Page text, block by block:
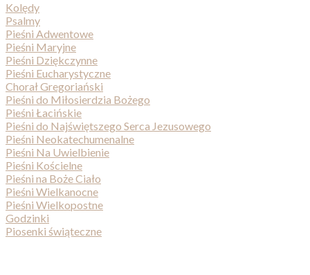
Kolędy
Psalmy
Pieśni Adwentowe
Pieśni Maryjne
Pieśni Dziękczynne
Pieśni Eucharystyczne
Chorał Gregoriański
Pieśni do Miłosierdzia Bożego
Pieśni Łacińskie
Pieśni do Najświętszego Serca Jezusowego
Pieśni Neokatechumenalne
Pieśni Na Uwielbienie
Pieśni Kościelne
Pieśni na Boże Ciało
Pieśni Wielkanocne
Pieśni Wielkopostne
Godzinki
Piosenki świąteczne